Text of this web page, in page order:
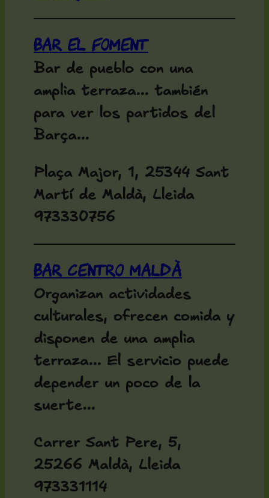
Bar El Foment
Bar de pueblo con una
amplia terraza... también
para ver los partidos del
Barça...
Plaça Major, 1, 25344 Sant
Martí de Maldà, Lleida
973330756
Bar Centro Maldà
Organizan actividades
culturales, ofrecen comida y
disponen de una amplia
terraza... El servicio puede
depender un poco de la
suerte...
Carrer Sant Pere, 5,
25266 Maldà, Lleida
973331114